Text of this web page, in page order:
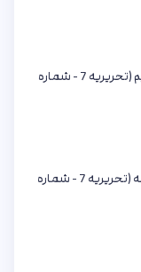
ماهنامه سوره: قوی تر شدیم (تحریریه 7 - شماره
ماهنامه سوره: آن که گفت: نه (تحریریه 7 - شماره